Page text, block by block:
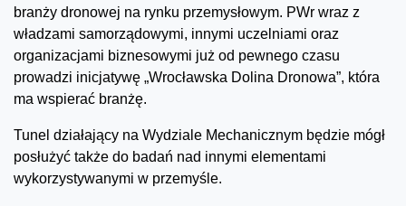
branży dronowej na rynku przemysłowym. PWr wraz z
władzami samorządowymi, innymi uczelniami oraz
organizacjami biznesowymi już od pewnego czasu
prowadzi inicjatywę „Wrocławska Dolina Dronowa”, która
ma wspierać branżę.
Tunel działający na Wydziale Mechanicznym będzie mógł
posłużyć także do badań nad innymi elementami
wykorzystywanymi w przemyśle.